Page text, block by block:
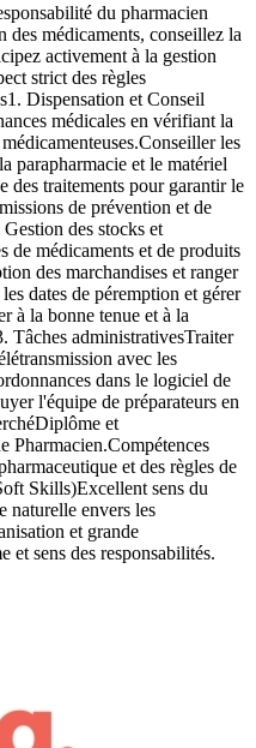
du pharmacien
des médicaments, conseillez la
activement à la gestion
strict des règles
Dispensation et Conseil
médicales en vérifiant la
les
parapharmacie et le matériel
des traitements pour garantir le
de prévention et de
des stocks et
de médicaments et de produits
des marchandises et ranger
dates de péremption et gérer
à la bonne tenue et à la
Tâches administrativesTraiter
avec les
dans le logiciel de
l'équipe de préparateurs en
et
Pharmacien.Compétences
et des règles de
Skills)Excellent sens du
naturelle envers les
et grande
et sens des responsabilités.